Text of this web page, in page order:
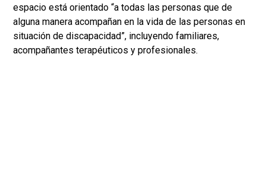
espacio está orientado “a todas las personas que de
alguna manera acompañan en la vida de las personas en
situación de discapacidad”, incluyendo familiares,
acompañantes terapéuticos y profesionales.